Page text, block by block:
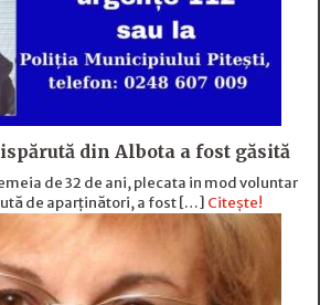
din Albota a fost găsită
de 32 de ani, plecata in mod voluntar
de aparținători, a fost […] Citește!